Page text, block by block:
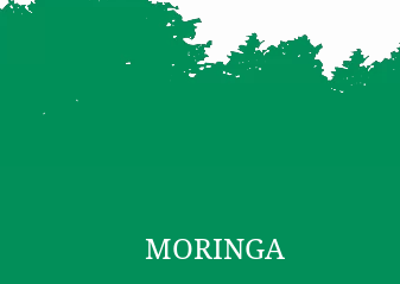
MORINGA